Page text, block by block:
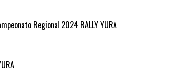
Regional 2024 RALLY YURA